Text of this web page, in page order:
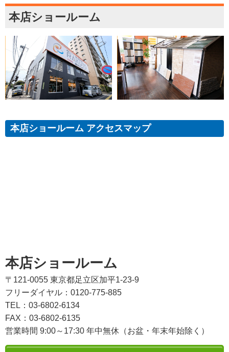
本店ショールーム
本店ショールーム アクセスマップ
本店ショールーム
〒121-0055 東京都足立区加平1-23-9
フリーダイヤル：0120-775-885
TEL：03-6802-6134
FAX：03-6802-6135
営業時間 9:00～17:30 年中無休（お盆・年末年始除く）